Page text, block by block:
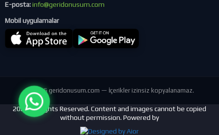
E-posta:info@geridonusum.com
Mobil uygulamalar
© 2026 geridonusum.com — İçerikler izinsiz kopyalanamaz.
2024 All Rights Reserved. Content and images cannot be copied
without permission. Powered by